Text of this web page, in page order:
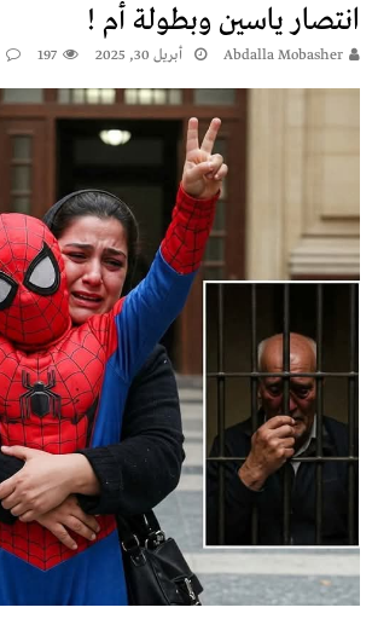
انتصار ياسين وبطولة أم !
Abdalla Mobasher أبريل 30, 2025 197